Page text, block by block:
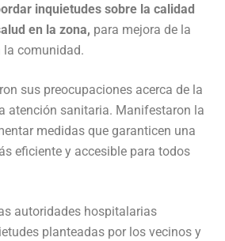
inquietudes sobre la calidad
en la zona, para mejora de la
la comunidad.
sus preocupaciones acerca de la
atención sanitaria. Manifestaron la
medidas que garanticen una
eficiente y accesible para todos
autoridades hospitalarias
planteadas por los vecinos y